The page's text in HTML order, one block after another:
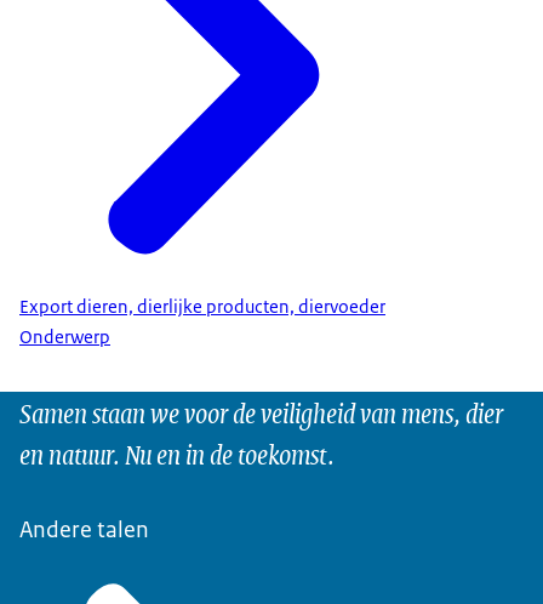
Export dieren, dierlijke producten, diervoeder
Onderwerp
Samen staan we voor de veiligheid van mens, dier
en natuur. Nu en in de toekomst.
Andere talen